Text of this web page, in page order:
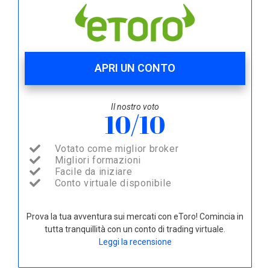
APRI UN CONTO
Il nostro voto
10/10
Votato come miglior broker
Migliori formazioni
Facile da iniziare
Conto virtuale disponibile
Prova la tua avventura sui mercati con eToro! Comincia in
tutta tranquillità con un conto di trading virtuale.
Leggi la recensione